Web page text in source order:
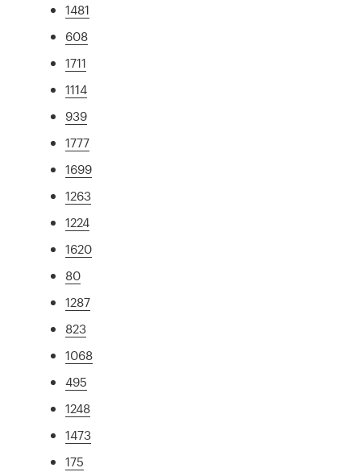
1481
608
1711
1114
939
1777
1699
1263
1224
1620
80
1287
823
1068
495
1248
1473
175